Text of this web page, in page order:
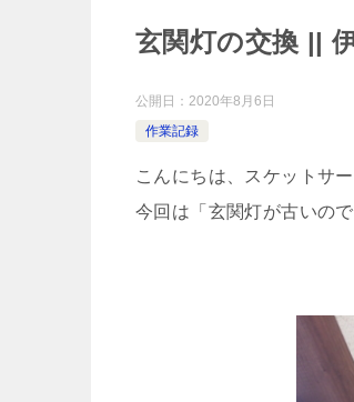
玄関灯の交換 ||
公開日： 2020年8月6日
作業記録
こんにちは、スケットサー
今回は「玄関灯が古いの